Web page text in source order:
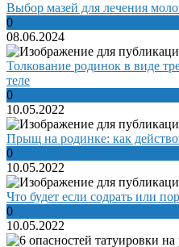
Выбор мазей для лечения
0
08.06.2024
Толкование родинок в виде
теле
0
10.05.2022
Прыщ на родинке: как
0
10.05.2022
Что будет если содрать или
0
10.05.2022